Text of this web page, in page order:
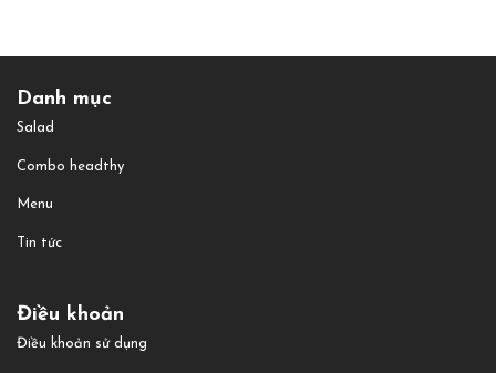
Danh mục
Salad
Combo headthy
Menu
Tin tức
Điều khoản
Điều khoản sử dụng